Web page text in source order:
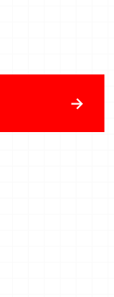
→